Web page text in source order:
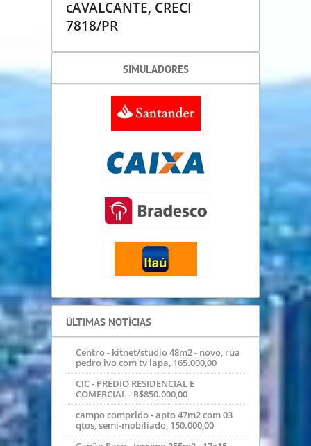
cAVALCANTE, CRECI
7818/PR
SIMULADORES
ÚLTIMAS NOTÍCIAS
Centro - kitnet/studio 48m2 - novo, rua
pedro ivo com tv lapa, 165.000,00
CIC - PRÉDIO RESIDENCIAL E
COMERCIAL - R$850.000,00
campo comprido - apto 47m2 com 03
qtos, semi-mobiliado, 150.000,00